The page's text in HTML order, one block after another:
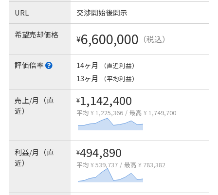
URL 交渉開始後開示
希望売却価格 ¥6,600,000 （税込）
評価倍率 14ヶ月 （直近利益）
13ヶ月 （平均利益）
売上/月（直
近）
¥1,142,400
平均 ¥ 1,225,366 / 最高 ¥ 1,749,700
利益/月（直
近）
¥494,890
平均 ¥ 539,737 / 最高 ¥ 783,382